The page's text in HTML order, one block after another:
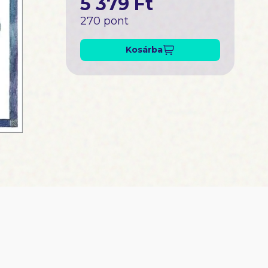
270 pont
Kosárba